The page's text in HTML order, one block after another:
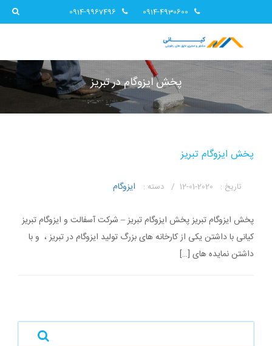
0914-4930600
0914-9967496
پخش ایزوگام در تبریز
پخش ایزوگام تبریز
تاریخ : دسته : ایزوگام
پخش ایزوگام تبریز پخش ایزوگام تبریز – شرکت آسفالت و ایزوگام تبریز
کیانی با داشتن یکی از کارخانه های بزرگ تولید ایزوگام در تبریز ، و با
داشتن نمایده های […]